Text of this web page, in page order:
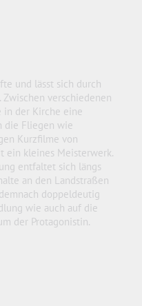
und lässt sich durch
verschiedenen
in der Kirche eine
die Fliegen wie
Kurzfilme von
ein kleines Meisterwerk.
entfaltet sich längs
an den Landstraßen
doppeldeutig
wie auch auf die
der Protagonistin.